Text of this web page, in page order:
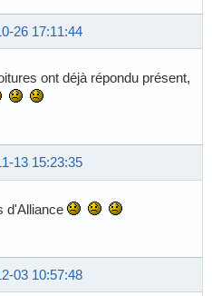
26 17:11:44
ont déjà répondu présent,
13 15:23:35
d'Alliance
03 10:57:48